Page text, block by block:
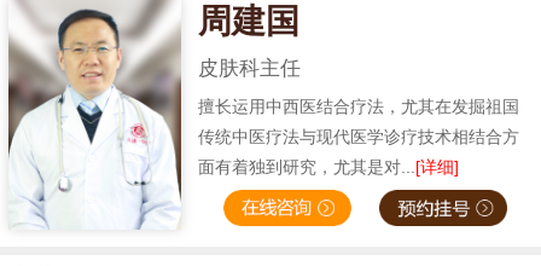
周建国
皮肤科主任
擅长运用中西医结合疗法，尤其在发掘祖国
传统中医疗法与现代医学诊疗技术相结合方
面有着独到研究，尤其是对...[详细]